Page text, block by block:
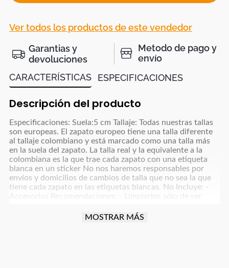
Ver todos los productos de este vendedor
Garantias y
devoluciones
Metodo de pago y
envío
CARACTERÍSTICAS
ESPECIFICACIONES
Descripción del producto
Especificaciones: Suela:5 cm Tallaje: Todas nuestras tallas
son europeas. El zapato europeo tiene una talla diferente
al tallaje colombiano y está marcado como una talla más
en la suela del zapato. La talla real y la equivalente a la
colombiana es la que trae cada zapato con una etiqueta
blanca en un sticker No nos haremos responsables por
envíos y domicilios de cambios de talla que no sea la que
tiene cada zapato en las etiquetas blancas. No Incluye: -
Accesorios Recomendaciones: - Limpiarlos sólo de ser
oscuro para colores café, azul oscuro, grises y negro y usar
MOSTRAR MÁS